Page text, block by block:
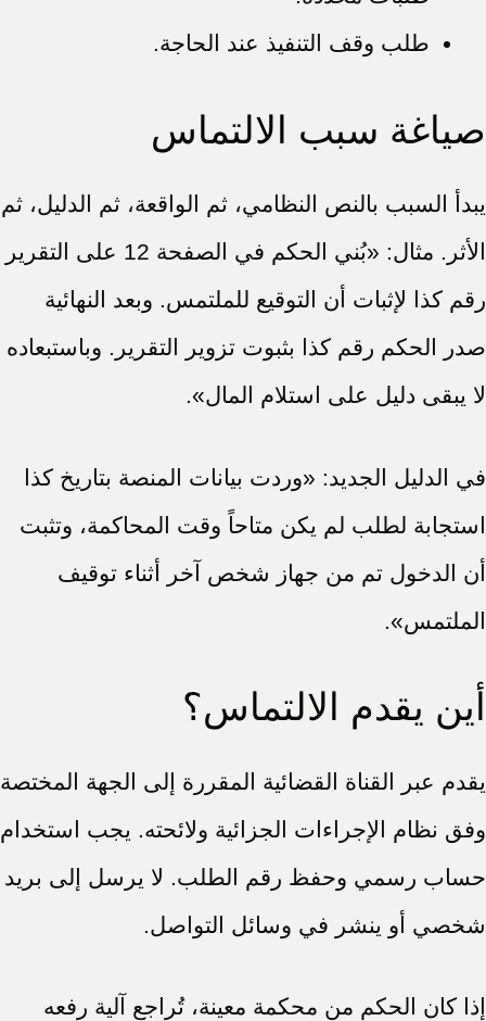
طلب وقف التنفيذ عند الحاجة.
صياغة سبب الالتماس
يبدأ السبب بالنص النظامي، ثم الواقعة، ثم الدليل، ثم
الأثر. مثال: «بُني الحكم في الصفحة 12 على التقرير
رقم كذا لإثبات أن التوقيع للملتمس. وبعد النهائية
صدر الحكم رقم كذا بثبوت تزوير التقرير. وباستبعاده
لا يبقى دليل على استلام المال».
في الدليل الجديد: «وردت بيانات المنصة بتاريخ كذا
استجابة لطلب لم يكن متاحاً وقت المحاكمة، وتثبت
أن الدخول تم من جهاز شخص آخر أثناء توقيف
الملتمس».
أين يقدم الالتماس؟
يقدم عبر القناة القضائية المقررة إلى الجهة المختصة
وفق نظام الإجراءات الجزائية ولائحته. يجب استخدام
حساب رسمي وحفظ رقم الطلب. لا يرسل إلى بريد
شخصي أو ينشر في وسائل التواصل.
إذا كان الحكم من محكمة معينة، تُراجع آلية رفعه